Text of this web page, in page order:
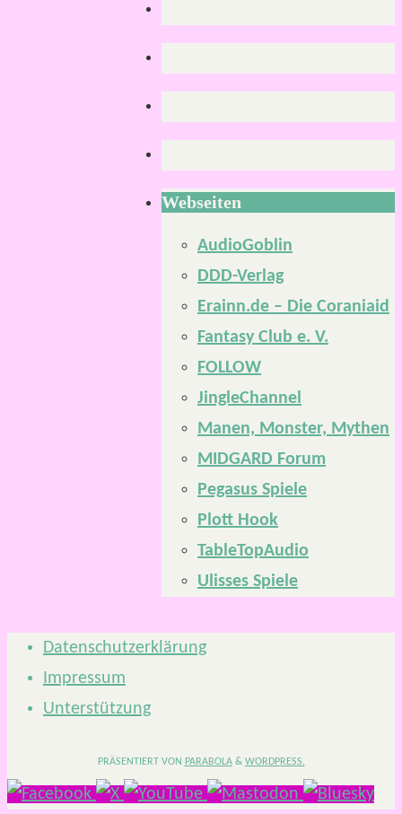
Webseiten
AudioGoblin
DDD-Verlag
Erainn.de – Die Coraniaid
Fantasy Club e. V.
FOLLOW
JingleChannel
Manen, Monster, Mythen
MIDGARD Forum
Pegasus Spiele
Plott Hook
TableTopAudio
Ulisses Spiele
Datenschutzerklärung
Impressum
Unterstützung
PRÄSENTIERT VON PARABOLA& WORDPRESS.